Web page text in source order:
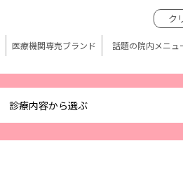
診療内容から選ぶ
ク
医療機関専売ブランド 話題の院内メニュ